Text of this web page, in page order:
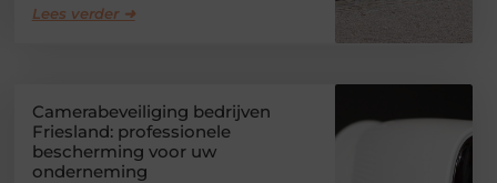
Lees verder ➜
Camerabeveiliging bedrijven
Friesland: professionele
bescherming voor uw
onderneming